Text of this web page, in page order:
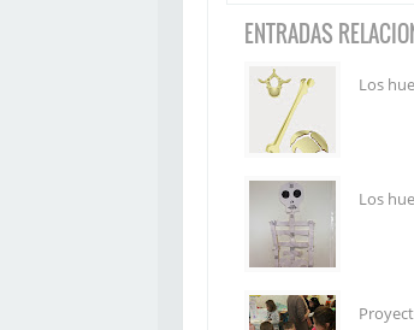
ENTRADAS
Los
Los